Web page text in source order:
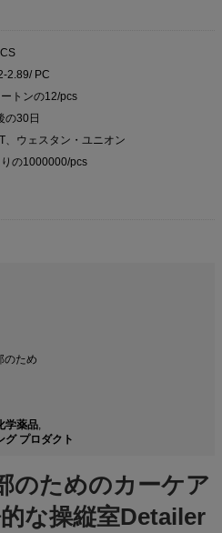
2.89/ PC
トンの12/pcs
の30日
、ウェスタン・ユニオン
の1000000/pcs
のため
学薬品,
グ プロダクト
のためのカーケア
な操縦室Detailer